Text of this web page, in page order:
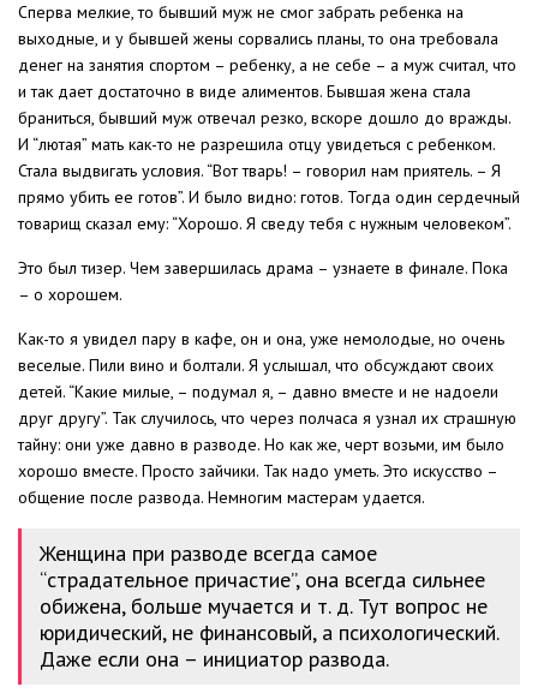
Сперва мелкие, то бывший муж не смог забрать ребенка на
выходные, и у бывшей жены сорвались планы, то она требовала
денег на занятия спортом – ребенку, а не себе – а муж считал, что
и так дает достаточно в виде алиментов. Бывшая жена стала
браниться, бывший муж отвечал резко, вскоре дошло до вражды.
И “лютая” мать как-то не разрешила отцу увидеться с ребенком.
Стала выдвигать условия. “Вот тварь! – говорил нам приятель. – Я
прямо убить ее готов”. И было видно: готов. Тогда один сердечный
товарищ сказал ему: “Хорошо. Я сведу тебя с нужным человеком”.
Это был тизер. Чем завершилась драма – узнаете в финале. Пока
– о хорошем.
Как-то я увидел пару в кафе, он и она, уже немолодые, но очень
веселые. Пили вино и болтали. Я услышал, что обсуждают своих
детей. “Какие милые, – подумал я, – давно вместе и не надоели
друг другу”. Так случилось, что через полчаса я узнал их страшную
тайну: они уже давно в разводе. Но как же, черт возьми, им было
хорошо вместе. Просто зайчики. Так надо уметь. Это искусство –
общение после развода. Немногим мастерам удается.
Женщина при разводе всегда самое
“страдательное причастие”, она всегда сильнее
обижена, больше мучается и т. д. Тут вопрос не
юридический, не финансовый, а психологический.
Даже если она – инициатор развода.